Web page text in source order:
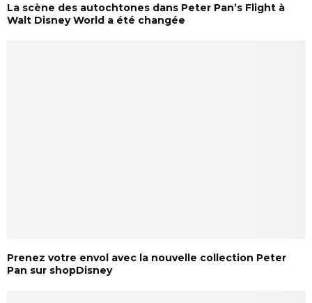
La scène des autochtones dans Peter Pan’s Flight à
Walt Disney World a été changée
Prenez votre envol avec la nouvelle collection Peter
Pan sur shopDisney